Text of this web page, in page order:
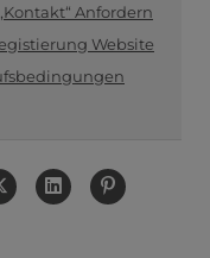
Anfordern
Website